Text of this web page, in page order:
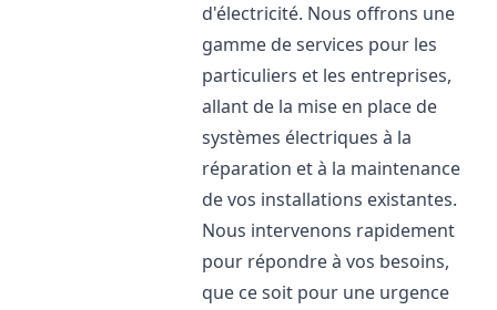
d'électricité. Nous offrons une
gamme de services pour les
particuliers et les entreprises,
allant de la mise en place de
systèmes électriques à la
réparation et à la maintenance
de vos installations existantes.
Nous intervenons rapidement
pour répondre à vos besoins,
que ce soit pour une urgence